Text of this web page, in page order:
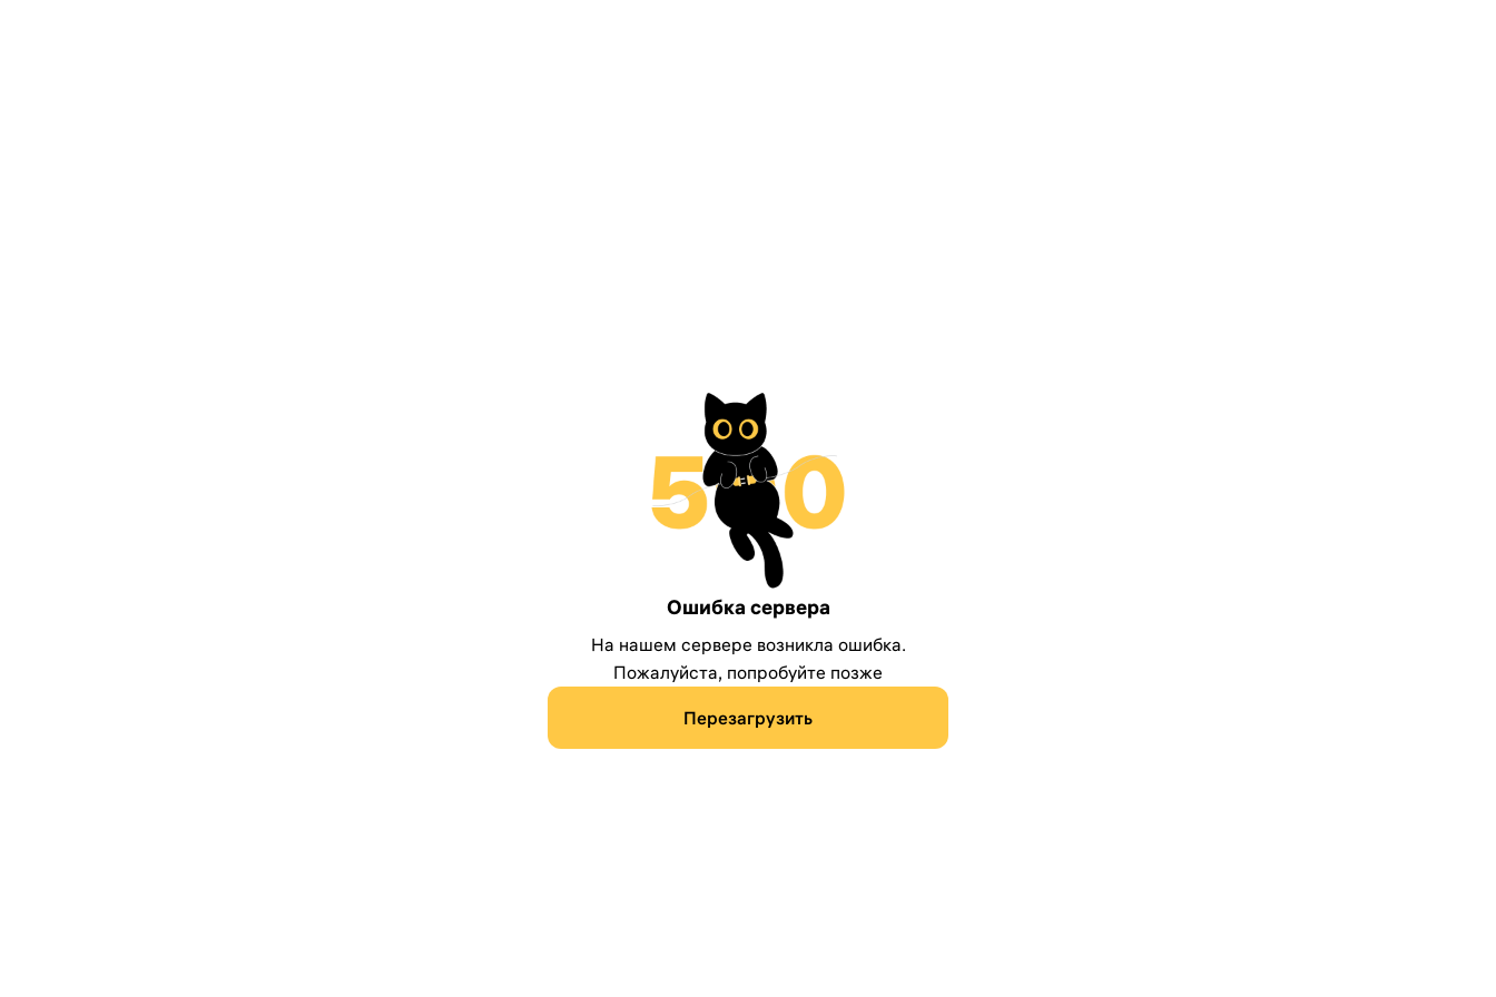
Ошибка сервера
На нашем сервере возникла ошибка.
Пожалуйста, попробуйте позже
Перезагрузить